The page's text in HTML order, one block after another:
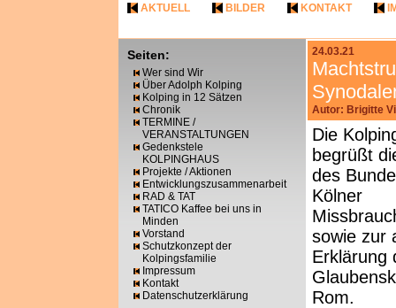
AKTUELL BILDER KONTAKT
Seiten:
Wer sind Wir
Über Adolph Kolping
Kolping in 12 Sätzen
Chronik
TERMINE /
VERANSTALTUNGEN
Gedenkstele
KOLPINGHAUS
Projekte / Aktionen
Entwicklungszusammenarbeit
RAD & TAT
TATICO Kaffee bei uns in
Minden
Vorstand
Schutzkonzept der
Kolpingsfamilie
Impressum
Kontakt
Datenschutzerklärung
24.03.21
Autor: Brigitte
Die
begrüßt
des
Kölner
sowie zur
Erklärung
Rom.